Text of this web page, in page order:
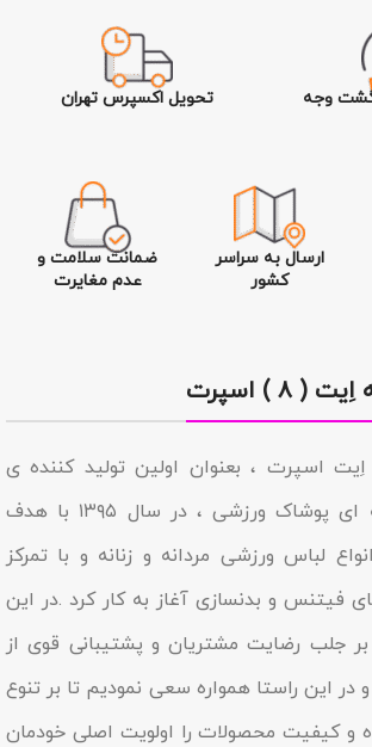
تحویل اکسپرس تهران
ارسال به سراسر
کشور
ضمانت سلامت و
عدم مغایرت
۸ ) اسپرت
اسپرت ، بعنوان اولین تولید کننده ی
تخصصی و حرفه ای پوشاک ورزشی ، در سال ۱۳۹۵ با هدف
لباس ورزشی مردانه و زنانه و با تمرکز
فیتنس و بدنسازی آغاز به کار کرد .در این
بر جلب رضایت مشتریان و پشتیبانی قوی از
این راستا همواره سعی نمودیم تا بر تنوع
و کیفیت محصولات را اولویت اصلی خودمان